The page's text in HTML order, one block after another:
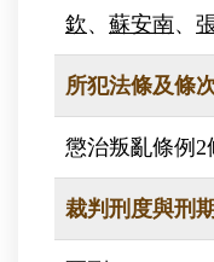
欽、 蘇安南、
所犯法條及條
懲治叛亂條例2
裁判刑度與刑